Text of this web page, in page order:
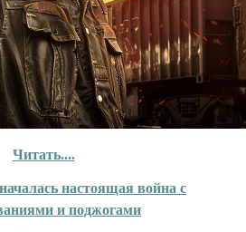
Читать....
настоящая война с
и поджогами